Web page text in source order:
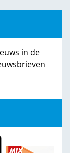
in de